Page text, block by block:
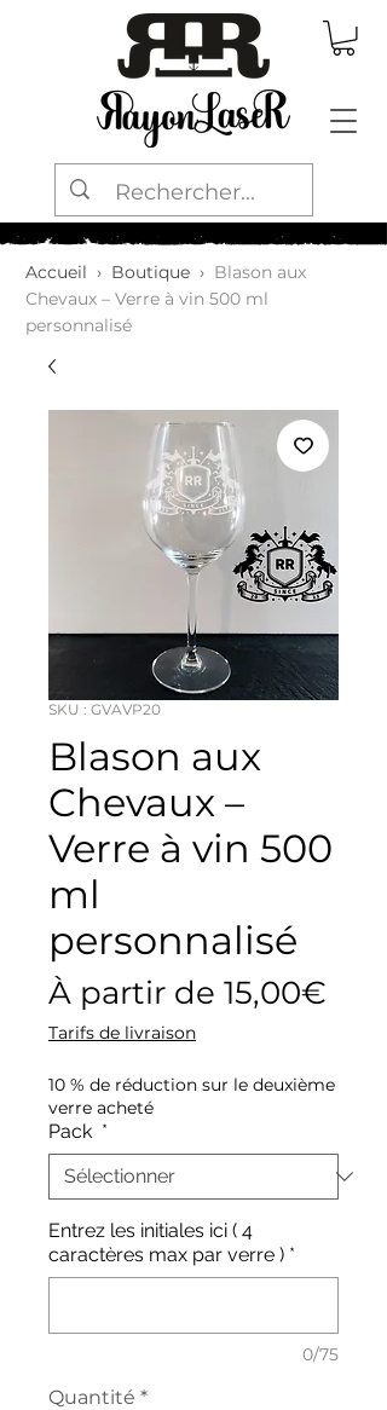
Accueil › Boutique › Blason aux
Chevaux – Verre à vin 500 ml
personnalisé
SKU : GVAVP20
Blason aux
Chevaux –
Verre à vin 500
ml
personnalisé
À partir de 15,00€
Tarifs de livraison
10 % de réduction sur le deuxième
verre acheté
Pack *
Entrez les initiales ici ( 4
caractères max par verre ) *
0/75
Quantité *